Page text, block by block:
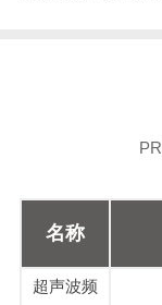
名称
超声波频